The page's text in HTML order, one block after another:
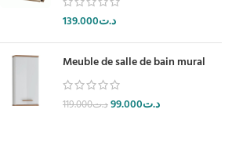
د.ت139.000
Meuble de salle de bain mural
د.ت119.000 د.ت99.000